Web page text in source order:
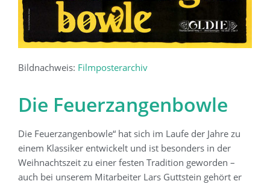
Bildnachweis: Filmposterarchiv
Die Feuerzangenbowle
Die Feuerzangenbowle“ hat sich im Laufe der Jahre zu
einem Klassiker entwickelt und ist besonders in der
Weihnachtszeit zu einer festen Tradition geworden –
auch bei unserem Mitarbeiter Lars Guttstein gehört er